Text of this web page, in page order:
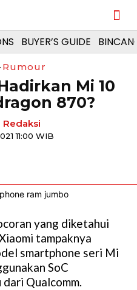
BUYER’S GUIDE
Rumour
Mi 10
870?
Redaksi
11:00 WIB
yang diketahui
tampaknya
smartphone seri Mi
SoC
Qualcomm.